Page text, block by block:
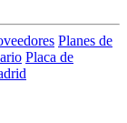
Planes de
Placa de